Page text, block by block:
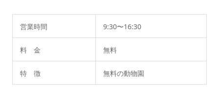
営業時間 9:30〜16:30
料 金 無料
特 徴 無料の動物園